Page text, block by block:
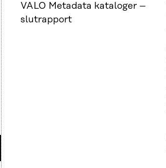
VALO Metadata kataloger –
slutrapport